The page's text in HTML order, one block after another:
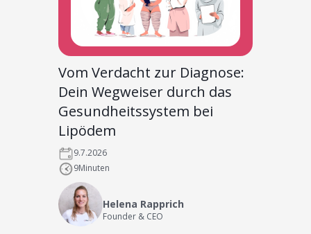
Vom Verdacht zur Diagnose:
Dein Wegweiser durch das
Gesundheitssystem bei
Lipödem
9.7.2026
9Minuten
Helena Rapprich
Founder & CEO